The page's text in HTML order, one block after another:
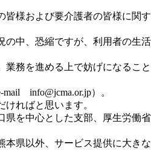
様および要介護者の皆様に関す
中、恐縮ですが、利用者の生活
務を進める上で妨げになること
mail info@jcma.or.jp）。
ればと思います。
を中心とした支部、厚生労働省
県以外、サービス提供に大きな